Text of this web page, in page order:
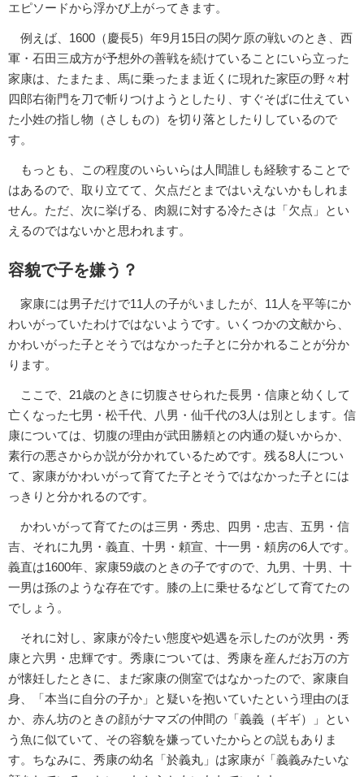
エピソードから浮かび上がってきます。
例えば、1600（慶長5）年9月15日の関ケ原の戦いのとき、西
軍・石田三成方が予想外の善戦を続けていることにいら立った
家康は、たまたま、馬に乗ったまま近くに現れた家臣の野々村
四郎右衛門を刀で斬りつけようとしたり、すぐそばに仕えてい
た小姓の指し物（さしもの）を切り落としたりしているので
す。
もっとも、この程度のいらいらは人間誰しも経験することで
はあるので、取り立てて、欠点だとまではいえないかもしれま
せん。ただ、次に挙げる、肉親に対する冷たさは「欠点」とい
えるのではないかと思われます。
容貌で子を嫌う？
家康には男子だけで11人の子がいましたが、11人を平等にか
わいがっていたわけではないようです。いくつかの文献から、
かわいがった子とそうではなかった子とに分かれることが分か
ります。
ここで、21歳のときに切腹させられた長男・信康と幼くして
亡くなった七男・松千代、八男・仙千代の3人は別とします。信
康については、切腹の理由が武田勝頼との内通の疑いからか、
素行の悪さからか説が分かれているためです。残る8人につい
て、家康がかわいがって育てた子とそうではなかった子とには
っきりと分かれるのです。
かわいがって育てたのは三男・秀忠、四男・忠吉、五男・信
吉、それに九男・義直、十男・頼宣、十一男・頼房の6人です。
義直は1600年、家康59歳のときの子ですので、九男、十男、十
一男は孫のような存在です。膝の上に乗せるなどして育てたの
でしょう。
それに対し、家康が冷たい態度や処遇を示したのが次男・秀
康と六男・忠輝です。秀康については、秀康を産んだお万の方
が懐妊したときに、まだ家康の側室ではなかったので、家康自
身、「本当に自分の子か」と疑いを抱いていたという理由のほ
か、赤ん坊のときの顔がナマズの仲間の「義義（ギギ）」とい
う魚に似ていて、その容貌を嫌っていたからとの説もありま
す。ちなみに、秀康の幼名「於義丸」は家康が「義義みたいな